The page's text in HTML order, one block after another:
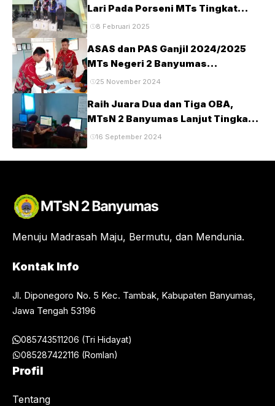
Lari Pada Porseni MTs Tingkat
Kabupaten Banyumas Tahun 2025
8 Februari 2025
ASAS dan PAS Ganjil 2024/2025
MTs Negeri 2 Banyumas
Berlangsung Tertib dan Lancar
25 November 2024
Raih Juara Dua dan Tiga OBA,
MTsN 2 Banyumas Lanjut Tingkat
Provinsi
16 September 2024
Menuju Madrasah Maju, Bermutu, dan Mendunia.
Kontak Info
Jl. Diponegoro No. 5 Kec. Tambak, Kabupaten Banyumas,
Jawa Tengah 53196
085743511206 (Tri Hidayat)
085287422116 (Romlan)
Profil
Tentang